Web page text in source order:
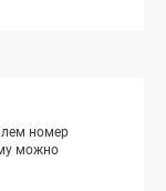
номер
можно